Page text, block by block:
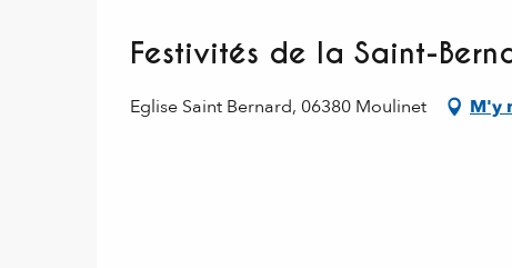
Festivités de la Saint-
Eglise Saint Bernard, 06380 Moulinet M'y